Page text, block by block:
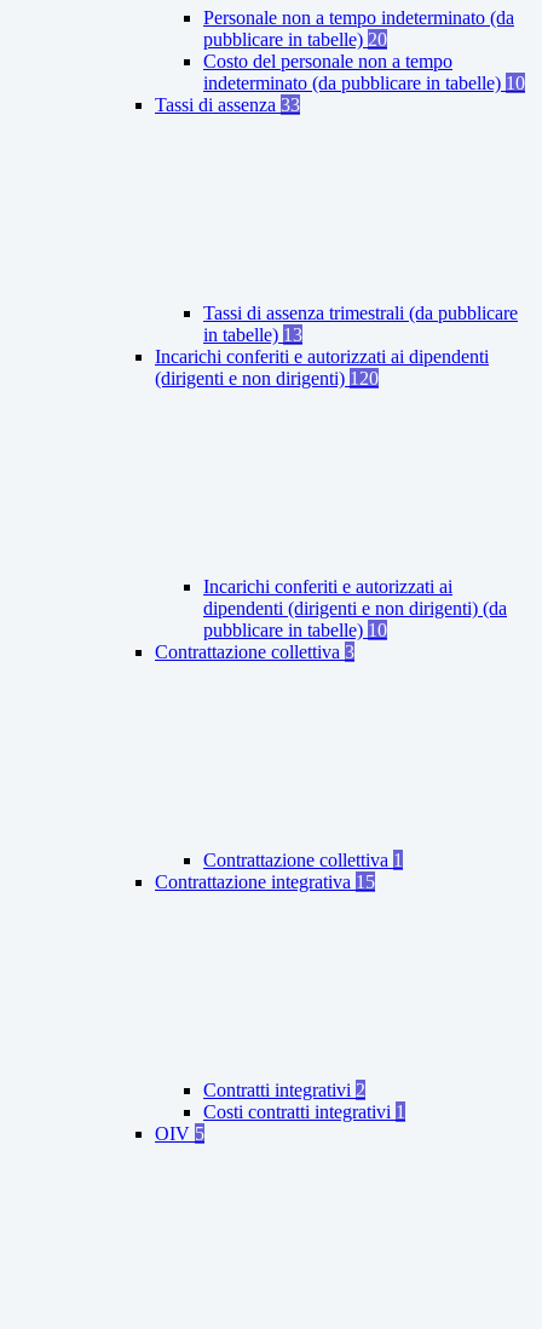
Personale non a tempo indeterminato (da
pubblicare in tabelle) 20
Costo del personale non a tempo
indeterminato (da pubblicare in tabelle) 10
Tassi di assenza 33
Tassi di assenza trimestrali (da pubblicare
in tabelle) 13
Incarichi conferiti e autorizzati ai dipendenti
(dirigenti e non dirigenti) 120
Incarichi conferiti e autorizzati ai
dipendenti (dirigenti e non dirigenti) (da
pubblicare in tabelle) 10
Contrattazione collettiva 3
Contrattazione collettiva 1
Contrattazione integrativa 15
Contratti integrativi 2
Costi contratti integrativi 1
OIV 5